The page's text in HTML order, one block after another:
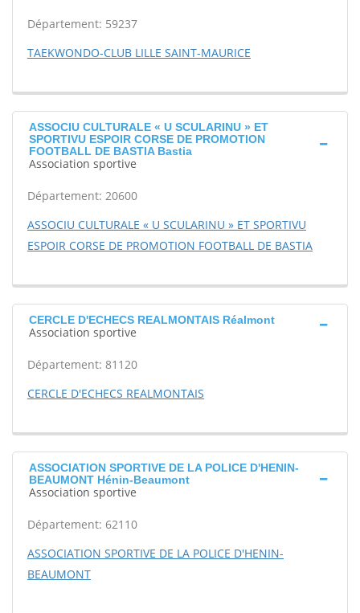
Département: 59237
TAEKWONDO-CLUB LILLE SAINT-MAURICE
ASSOCIU CULTURALE « U SCULARINU » ET
SPORTIVU ESPOIR CORSE DE PROMOTION
FOOTBALL DE BASTIA Bastia
Association sportive
Département: 20600
ASSOCIU CULTURALE « U SCULARINU » ET SPORTIVU
ESPOIR CORSE DE PROMOTION FOOTBALL DE BASTIA
CERCLE D'ECHECS REALMONTAIS Réalmont
Association sportive
Département: 81120
CERCLE D'ECHECS REALMONTAIS
ASSOCIATION SPORTIVE DE LA POLICE D'HENIN-
BEAUMONT Hénin-Beaumont
Association sportive
Département: 62110
ASSOCIATION SPORTIVE DE LA POLICE D'HENIN-
BEAUMONT